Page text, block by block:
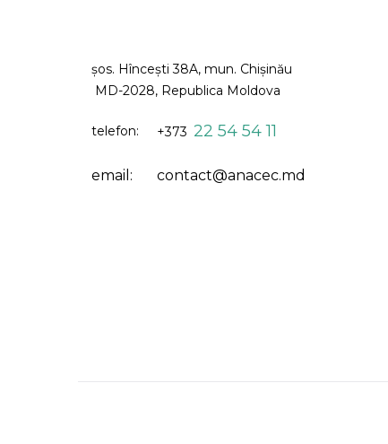
șos. Hîncești 38A, mun. Chişinău
MD-2028, Republica Moldova
telefon: +373 22 54 54 11
email: contact@anacec.md